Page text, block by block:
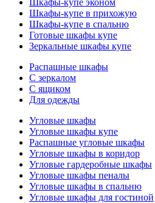
Шкафы-купе эконом
Шкафы-купе в прихожую
Шкафы-купе в спальню
Готовые шкафы купе
Зеркальные шкафы купе
Распашные шкафы
С зеркалом
С ящиком
Для одежды
Угловые шкафы
Угловые шкафы купе
Распашные угловые шкафы
Угловые шкафы в коридор
Угловые гардеробные шкафы
Угловые шкафы пеналы
Угловые шкафы в спальню
Угловые шкафы для гостиной